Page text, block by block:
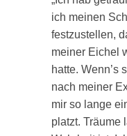
ich meinen
festzustellen,
meiner Eichel
hatte. Wenn’s
nach meiner
mir so lange
platzt. Träume